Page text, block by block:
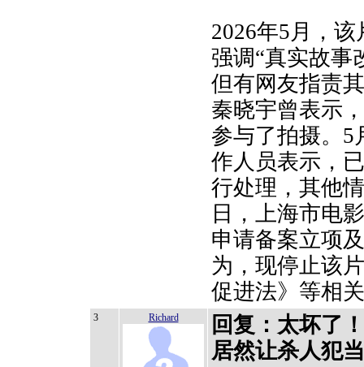
2026年5月，
强调“真实故事
但有网友指责
秦晓宇曾表示
参与了拍摄。5
作人员表示，
行处理，其他
日，上海市电
申请备案立项
为，现停止该
促进法》等相
3 Richard
回复：太坏了
居然让杀人犯